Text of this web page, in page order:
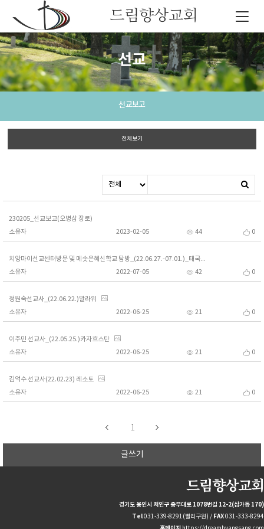
드림향상교회
선교
선교보고
전체보기
230205_선교보고(오병삼 장로)
소유자
0
44
2023-02-05
치앙마이선교센터방문 및 메솟은혜신학교 탐방_(22.06.27.-07.01.)_태국
소유자
0
42
2022-07-05
정원숙선교사_(22.06.22.)말라위
소유자
0
21
2022-06-25
이주민 선교사_(22.05.25.)카자흐스탄
소유자
0
21
2022-06-25
김억수 선교사(22.02.23) 레소토
소유자
0
21
2022-06-25
1
글쓰기
드림향상교회
경기도 용인시 처인구 중부대로 1078번길 12-2(삼가동 170)
Tel031-339-8291(빨리구원) / FAX031-333-8294